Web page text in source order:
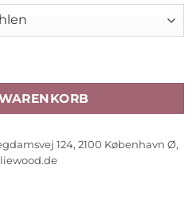
„Tuscany rose“, Gr. 86, 116
124, 2100 København Ø,